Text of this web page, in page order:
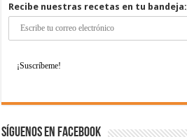
Recibe nuestras recetas en tu bandeja:
Síguenos en Facebook